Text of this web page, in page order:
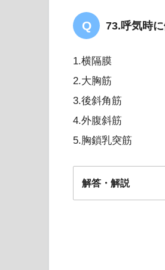
73.呼気時に
1.横隔膜
2.大胸筋
3.後斜角筋
4.外腹斜筋
5.胸鎖乳突筋
解答・解説